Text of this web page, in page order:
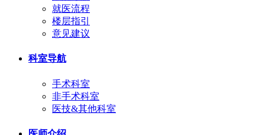
就医流程
楼层指引
意见建议
科室导航
手术科室
非手术科室
医技&其他科室